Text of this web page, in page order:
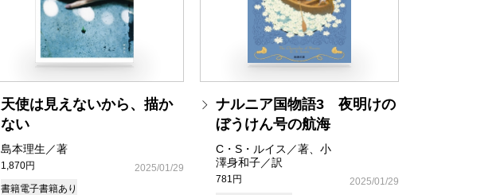
天使は見えないから、描か
ない
島本理生／著
1,870円
2025/01/29
書籍電子書籍あり
ナルニア国物語3 夜明けの
ぼうけん号の航海
C・S・ルイス／著、小
澤身和子／訳
781円
2025/01/29